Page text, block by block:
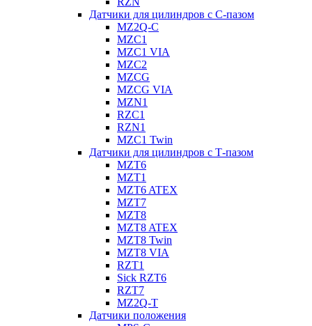
Датчики для цилиндров с С-пазом
MZ2Q-C
MZC1
MZC1 VIA
MZC2
MZCG
MZCG VIA
MZN1
RZC1
RZN1
MZC1 Twin
Датчики для цилиндров с Т-пазом
MZT6
MZT1
MZT6 ATEX
MZT7
MZT8
MZT8 ATEX
MZT8 Twin
MZT8 VIA
RZT1
Sick RZT6
RZT7
MZ2Q-T
Датчики положения